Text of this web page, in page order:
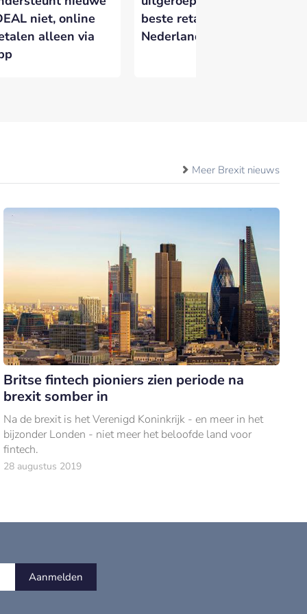
niet, online
alleen via
beste retailbank van
Nederland
Meer Brexit nieuws
Britse fintech pioniers zien periode na
brexit somber in
Na de brexit is het Verenigd Koninkrijk - en meer in het
bijzonder Londen - niet meer het beloofde land voor
fintech.
28 augustus 2019
Aanmelden